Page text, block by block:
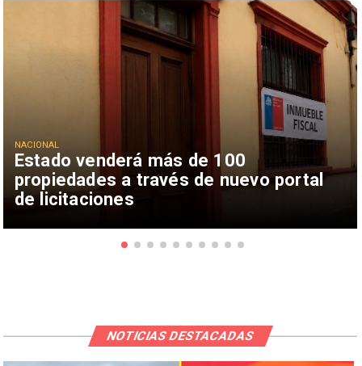
Estado venderá más de 100
propiedades a través de nuevo portal
de licitaciones
NACIONAL
NOTICIAS DESTACADAS